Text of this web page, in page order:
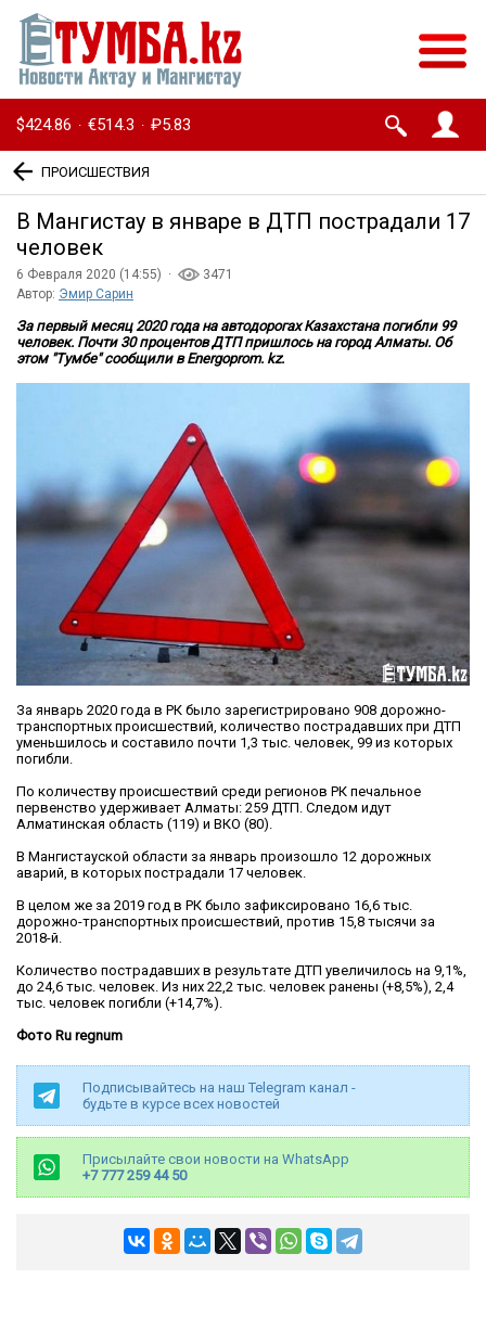
$424.86 · €514.3 · ₽5.83
ПРОИСШЕСТВИЯ
В Мангистау в январе в ДТП пострадали 17
человек
6 Февраля 2020 (14:55) ·
3471
Автор: Эмир Сарин
За первый месяц 2020 года на автодорогах Казахстана погибли 99
человек. Почти 30 процентов ДТП пришлось на город Алматы. Об
этом "Тумбе" сообщили в Energoprom. kz.
За январь 2020 года в РК было зарегистрировано 908 дорожно-
транспортных происшествий, количество пострадавших при ДТП
уменьшилось и составило почти 1,3 тыс. человек, 99 из которых
погибли.
По количеству происшествий среди регионов РК печальное
первенство удерживает Алматы: 259 ДТП. Следом идут
Алматинская область (119) и ВКО (80).
В Мангистауской области за январь произошло 12 дорожных
аварий, в которых пострадали 17 человек.
В целом же за 2019 год в РК было зафиксировано 16,6 тыс.
дорожно-транспортных происшествий, против 15,8 тысячи за
2018-й.
Количество пострадавших в результате ДТП увеличилось на 9,1%,
до 24,6 тыс. человек. Из них 22,2 тыс. человек ранены (+8,5%), 2,4
тыс. человек погибли (+14,7%).
Фото Ru regnum
Подписывайтесь на наш Telegram канал -
будьте в курсе всех новостей
Присылайте свои новости на WhatsApp
+7 777 259 44 50